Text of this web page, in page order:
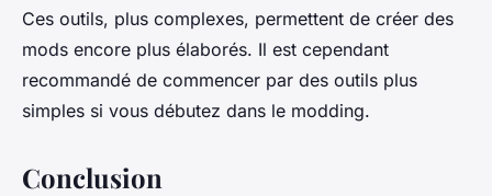
Ces outils, plus complexes, permettent de créer des
mods encore plus élaborés. Il est cependant
recommandé de commencer par des outils plus
simples si vous débutez dans le modding.
Conclusion